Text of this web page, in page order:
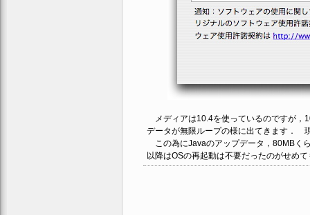
メディアは10.4を使っているのですが，
データが無限ループの様に出てきます．
この為にJavaのアップデータ，80MBく
以降はOSの再起動は不要だったのがせめ